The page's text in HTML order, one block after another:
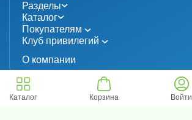
Разделы
Каталог
Покупателям
Клуб привилегий
О компании
© 2024 «MolecuLab». Все права защищены.
Каталог Корзина Войти